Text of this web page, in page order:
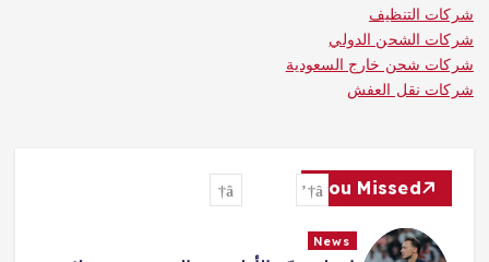
شركات التنظيف
شركات الشحن الدولي
شركات شحن خارج السعودية
شركات نقل العفش
You Missed
News